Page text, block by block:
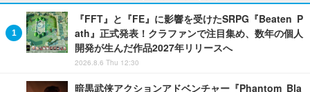
『FFT』と『FE』に影響を受けたSRPG『Beaten P
ath』正式発表！クラファンで注目集め、数年の個人
開発が生んだ作品2027年リリースへ
2026.8.6 Thu 12:30
暗黒武侠アクションアドベンチャー『Phantom Bla